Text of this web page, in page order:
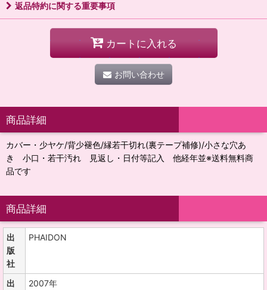
返品特約に関する重要事項
カートに入れる
お問い合わせ
商品詳細
カバー・少ヤケ/背少褪色/縁若干切れ(裏テープ補修)/小さな穴あ
き 小口・若干汚れ 見返し・日付等記入 他経年並※送料無料商
品です
商品詳細
出
版
社
PHAIDON
出
2007年